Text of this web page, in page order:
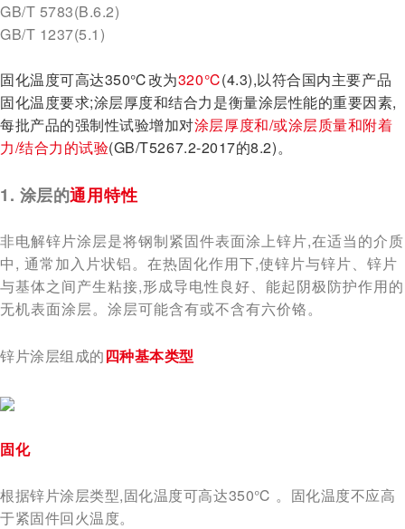
GB/T 5783(B.6.2)
GB/T 1237(5.1)
固化温度可高达350℃改为320℃(4.3),以符合国内主要产品
固化温度要求;涂层厚度和结合力是衡量涂层性能的重要因素,
每批产品的强制性试验增加对涂层厚度和/或涂层质量和附着
力/结合力的试验(GB/T5267.2-2017的8.2)。
1. 涂层的通用特性
非电解锌片涂层是将钢制紧固件表面涂上锌片,在适当的介质
中, 通常加入片状铝。在热固化作用下,使锌片与锌片、锌片
与基体之间产生粘接,形成导电性良好、能起阴极防护作用的
无机表面涂层。涂层可能含有或不含有六价铬。
锌片涂层组成的四种基本类型
固化
根据锌片涂层类型,固化温度可高达350℃ 。固化温度不应高
于紧固件回火温度。